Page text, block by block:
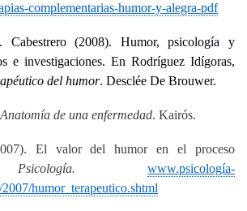
complementarias-humor-y-alegra-pdf
(2008). Humor, psicología y
e investigaciones. En Rodríguez Idígoras,
del humor. Desclée De Brouwer.
Anatomía de una enfermedad. Kairós.
El valor del humor en el proceso
Psicología.
www.psicología-
humor_terapeutico.shtml